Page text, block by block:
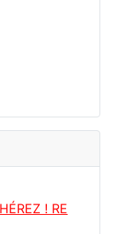
! RE